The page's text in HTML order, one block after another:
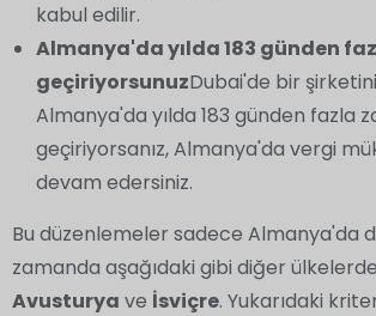
kabul edilir.
Almanya'da yılda 183 günden
geçiriyorsunuzDubai'de bir
Almanya'da yılda 183 günden fazla
geçiriyorsanız, Almanya'da vergi
devam edersiniz.
Bu düzenlemeler sadece Almanya'da
zamanda aşağıdaki gibi diğer
Avusturya ve İsviçre. Yukarıdaki